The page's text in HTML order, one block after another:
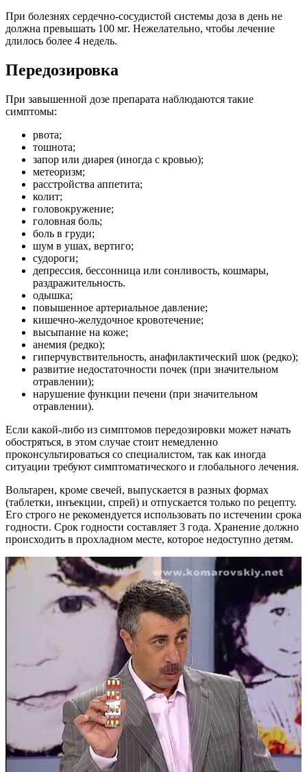
При болезнях сердечно-сосудистой системы доза в день не
должна превышать 100 мг. Нежелательно, чтобы лечение
длилось более 4 недель.
Передозировка
При завышенной дозе препарата наблюдаются такие
симптомы:
рвота;
тошнота;
запор или диарея (иногда с кровью);
метеоризм;
расстройства аппетита;
колит;
головокружение;
головная боль;
боль в груди;
шум в ушах, вертиго;
судороги;
депрессия, бессонница или сонливость, кошмары,
раздражительность.
одышка;
повышенное артериальное давление;
кишечно-желудочное кровотечение;
высыпание на коже;
анемия (редко);
гиперчувствительность, анафилактический шок (редко);
развитие недостаточности почек (при значительном
отравлении);
нарушение функции печени (при значительном
отравлении).
Если какой-либо из симптомов передозировки может начать
обостряться, в этом случае стоит немедленно
проконсультироваться со специалистом, так как иногда
ситуации требуют симптоматического и глобального лечения.
Вольтарен, кроме свечей, выпускается в разных формах
(таблетки, инъекции, спрей) и отпускается только по рецепту.
Его строго не рекомендуется использовать по истечении срока
годности. Срок годности составляет 3 года. Хранение должно
происходить в прохладном месте, которое недоступно детям.